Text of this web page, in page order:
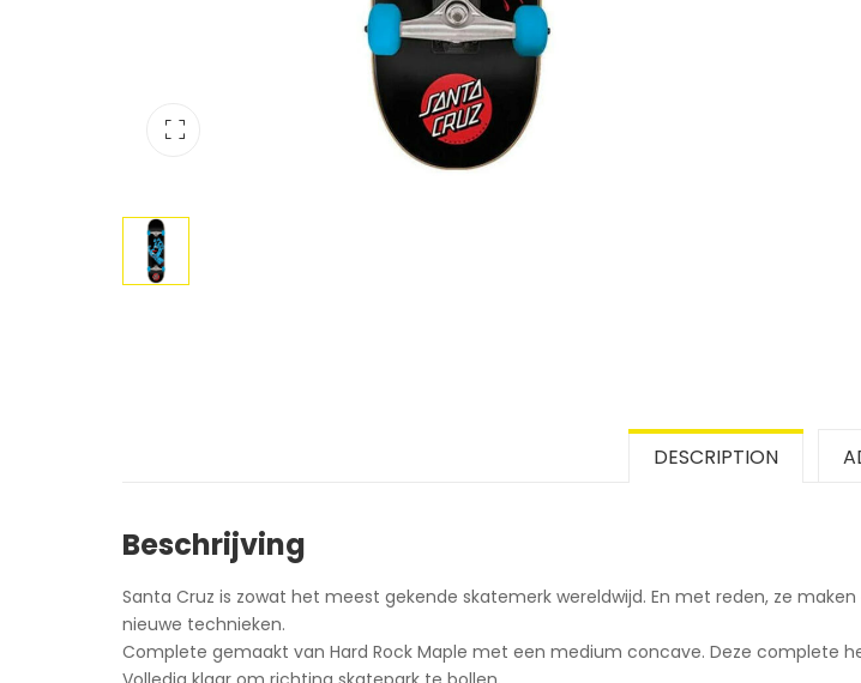
DESCRIPTION
Beschrijving
Santa Cruz is zowat het meest gekende skatemerk wereldwijd. En met reden, ze
nieuwe technieken.
Complete gemaakt van Hard Rock Maple met een medium concave. Deze complete